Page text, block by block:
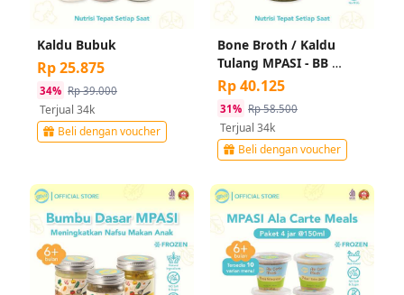
Kaldu Bubuk
Rp 25.875
34% Rp 39.000
Terjual 34k
Beli dengan voucher
Bone Broth / Kaldu
Tulang MPASI - BB
Booster Bayi
Rp 40.125
31% Rp 58.500
Terjual 34k
Beli dengan voucher